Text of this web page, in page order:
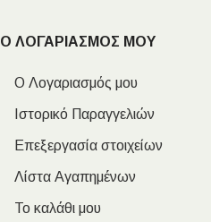
Ο ΛΟΓΑΡΙΑΣΜΟΣ ΜΟΥ
Ο Λογαριασμός μου
Ιστορικό Παραγγελιών
Επεξεργασία στοιχείων
Λίστα Αγαπημένων
Το καλάθι μου